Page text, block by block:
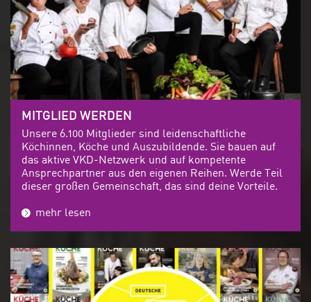
MITGLIED WERDEN
Unsere 6.100 Mitglieder sind leidenschaftliche
Köchinnen, Köche und Auszubildende. Sie bauen auf
das aktive VKD-Netzwerk und auf kompetente
Ansprechpartner aus den eigenen Reihen. Werde Teil
dieser großen Gemeinschaft, das sind deine Vorteile.
mehr lesen